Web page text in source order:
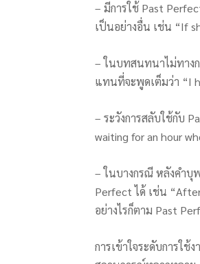
– มีการใช้ Past
เป็นอย่างอื่น เช่น “If
– ในบทสนทนาไม่ทาง
แทนที่จะพูดเต็มว่า “I
– ระวังการสลับใช้กับ
waiting for an hour
– ในบางกรณี หลังคำบุ
Perfect ได้ เช่น
อย่างไรก็ตาม Past
การเข้าใจระดับการใ